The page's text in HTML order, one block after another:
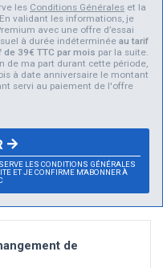
les Conditions Générales et la
validant les informations, je
avec une offre d’essai
à durée indéterminéeau tarif
39€ TTC par mois par la suite.
de ma part durant cette période,
à date anniversaire le montant
servi au paiement de l'offre
LES CONDITIONS GÉNÉRALES
ET JE CONFIRME M'ABONNER À
de